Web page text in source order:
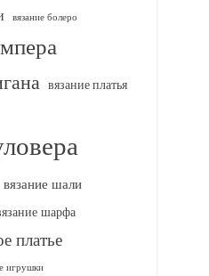
вязание болеро
вязание платья
вязание шали
шарфа
платье
игрушки